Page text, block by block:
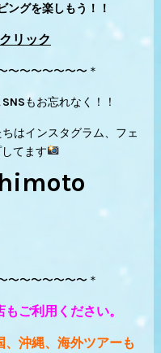
ングを楽しもう！！
リック
〜〜〜〜〜〜〜＊
もお忘れなく！！
はインスタグラム、フェ
てます
〜〜〜〜〜〜〜＊
ご利用ください。
沖縄、海外ツアーも